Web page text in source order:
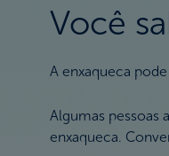
Você
A enxaqueca
Algumas pessoas
enxaqueca.